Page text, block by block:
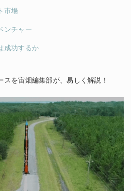
を宙畑編集部が、易しく解説！
市場
ンチャー
成功するか